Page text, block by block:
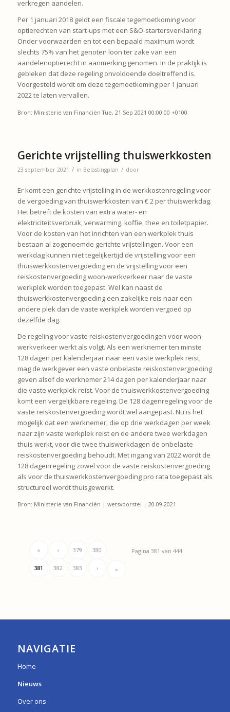
verkregen aandelen.
Per 1 januari 2018 geldt een fiscale tegemoetkoming voor
optierechten van start-ups met een S&O-startersverklaring.
Onder voorwaarden en tot een bepaald maximum wordt
slechts 75% van het genoten loon ter zake van een
aandelenoptierecht in aanmerking genomen. In de praktijk is
gebleken dat deze regeling onvoldoende doeltreffend is.
Voorgesteld wordt om deze tegemoetkoming per 1 januari
2022 te laten vervallen.
Bron: Ministerie van Financiën Tue, 21 Sep 2021 00:00:00 +0100
Gerichte vrijstelling thuiswerkkosten
23 september 2021 / in Belastingplan / door
Er komt een gerichte vrijstelling in de werkkostenregeling voor
de vergoeding van thuiswerkkosten van € 2 per thuiswerkdag.
Het betreft de kosten van extra water- en
elektriciteitsverbruik, verwarming, koffie, thee en toiletpapier.
Voor de kosten van het inrichten van een werkplek thuis
bestaan al zogenoemde gerichte vrijstellingen. Voor een
werkdag kunnen niet tegelijkertijd de vrijstelling voor een
thuiswerkkostenvergoeding en de vrijstelling voor een
reiskostenvergoeding woon-werkverkeer naar de vaste
werkplek worden toegepast. Wel kan naast de
thuiswerkkostenvergoeding een zakelijke reis naar een
andere plek dan de vaste werkplek worden vergoed op
dezelfde dag.
De regeling voor vaste reiskostenvergoedingen voor woon-
werkverkeer werkt als volgt. Als een werknemer ten minste
128 dagen per kalenderjaar naar een vaste werkplek reist,
mag de werkgever een vaste onbelaste reiskostenvergoeding
geven alsof de werknemer 214 dagen per kalenderjaar naar
die vaste werkplek reist. Voor de thuiswerkkostenvergoeding
komt een vergelijkbare regeling. De 128 dagenregeling voor de
vaste reiskostenvergoeding wordt wel aangepast. Nu is het
mogelijk dat een werknemer, die op drie werkdagen per week
naar zijn vaste werkplek reist en de andere twee werkdagen
thuis werkt, voor die twee thuiswerkdagen de onbelaste
reiskostenvergoeding behoudt. Met ingang van 2022 wordt de
128 dagenregeling zowel voor de vaste reiskostenvergoeding
als voor de thuiswerkkostenvergoeding pro rata toegepast als
structureel wordt thuisgewerkt.
Bron: Ministerie van Financiën | wetsvoorstel | 20-09-2021
Pagina 381 van 444
« ‹ 379 380
381 382 383 › »
NAVIGATIE
Home
Nieuws
Over ons